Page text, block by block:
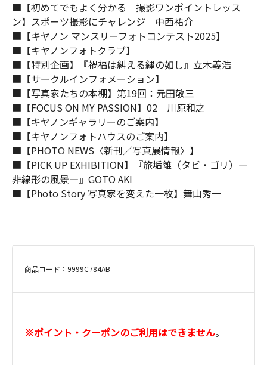
■【初めてでもよく分かる 撮影ワンポイントレッス
ン】スポーツ撮影にチャレンジ 中西祐介
■【キヤノン マンスリーフォトコンテスト2025】
■【キヤノンフォトクラブ】
■【特別企画】『禍福は糾える縄の如し』立木義浩
■【サークルインフォメーション】
■【写真家たちの本棚】第19回：元田敬三
■【FOCUS ON MY PASSION】02 川原和之
■【キヤノンギャラリーのご案内】
■【キヤノンフォトハウスのご案内】
■【PHOTO NEWS〈新刊／写真展情報〉】
■【PICK UP EXHIBITION】『旅垢離（タビ・ゴリ）―
非線形の風景―』GOTO AKI
■【Photo Story 写真家を変えた一枚】舞山秀一
商品コード：9999C784AB
※ポイント・クーポンのご利用はできません。